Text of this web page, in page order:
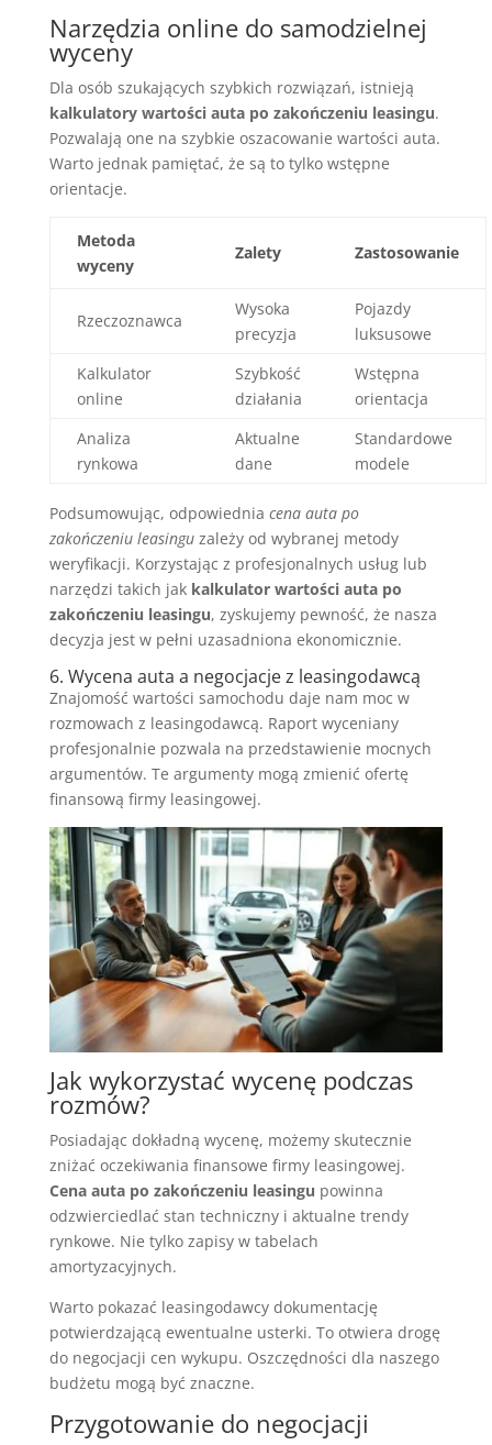
Narzędzia online do samodzielnej
wyceny
Dla osób szukających szybkich rozwiązań, istnieją
kalkulatory wartości auta po zakończeniu leasingu.
Pozwalają one na szybkie oszacowanie wartości auta.
Warto jednak pamiętać, że są to tylko wstępne
orientacje.
Metoda
wyceny
Zalety Zastosowanie
Rzeczoznawca
Wysoka
precyzja
Pojazdy
luksusowe
Kalkulator
online
Szybkość
działania
Wstępna
orientacja
Analiza
rynkowa
Aktualne
dane
Standardowe
modele
Podsumowując, odpowiednia cena auta po
zakończeniu leasinguzależy od wybranej metody
weryfikacji. Korzystając z profesjonalnych usług lub
narzędzi takich jak kalkulator wartości auta po
zakończeniu leasingu, zyskujemy pewność, że nasza
decyzja jest w pełni uzasadniona ekonomicznie.
6. Wycena auta a negocjacje z leasingodawcą
Znajomość wartości samochodu daje nam moc w
rozmowach z leasingodawcą. Raport wyceniany
profesjonalnie pozwala na przedstawienie mocnych
argumentów. Te argumenty mogą zmienić ofertę
finansową firmy leasingowej.
Jak wykorzystać wycenę podczas
rozmów?
Posiadając dokładną wycenę, możemy skutecznie
zniżać oczekiwania finansowe firmy leasingowej.
Cena auta po zakończeniu leasingu powinna
odzwierciedlać stan techniczny i aktualne trendy
rynkowe. Nie tylko zapisy w tabelach
amortyzacyjnych.
Warto pokazać leasingodawcy dokumentację
potwierdzającą ewentualne usterki. To otwiera drogę
do negocjacji cen wykupu. Oszczędności dla naszego
budżetu mogą być znaczne.
Przygotowanie do negocjacji